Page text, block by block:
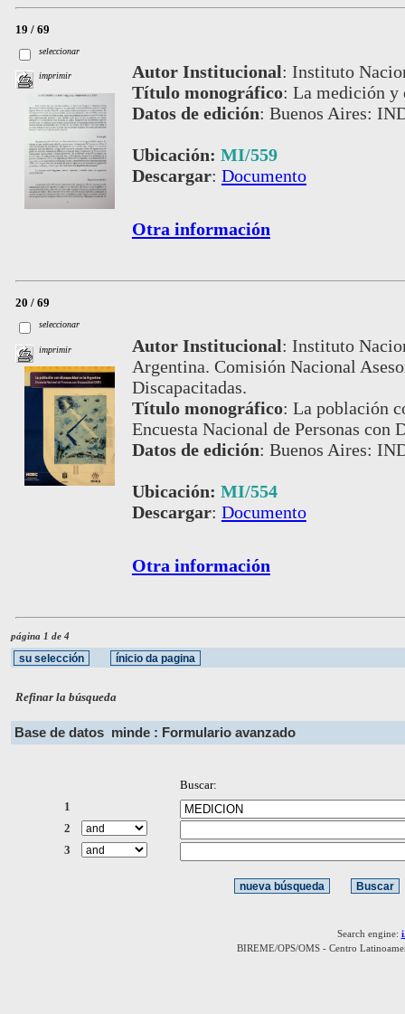
19 / 69
seleccionar
imprimir Autor Institucional: Instituto
Título monográfico: La medición y
Datos de edición: Buenos Aires:
Ubicación: MI/559
Descargar: Documento
Otra información
20 / 69
seleccionar
imprimir Autor Institucional: Instituto
Argentina. Comisión Nacional
Discapacitadas.
Título monográfico: La población
Encuesta Nacional de Personas con
Datos de edición: Buenos Aires:
Ubicación: MI/554
Descargar: Documento
Otra información
página 1 de 4
Refinar la búsqueda
Base de datos minde : Formulario avanzado
Buscar:
1
2
3
Search engine:
BIREME/OPS/OMS - Centro